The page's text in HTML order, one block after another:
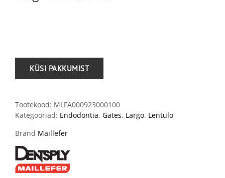
Tootekood: MLFA000923000100
Kategooriad: Endodontia, Gates, Largo, Lentulo
Brand Maillefer